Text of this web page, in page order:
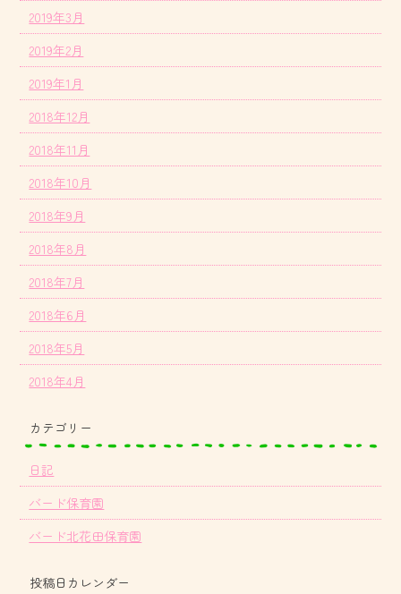
2019年3月
2019年2月
2019年1月
2018年12月
2018年11月
2018年10月
2018年9月
2018年8月
2018年7月
2018年6月
2018年5月
2018年4月
カテゴリー
日記
バード保育園
バード北花田保育園
投稿日カレンダー